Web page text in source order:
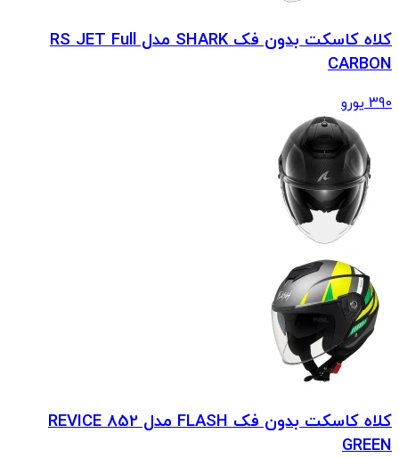
کلاه کاسکت بدون فک SHARK مدل RS JET Full
CARBON
390 یورو
کلاه کاسکت بدون فک FLASH مدل 852 REVICE
GREEN